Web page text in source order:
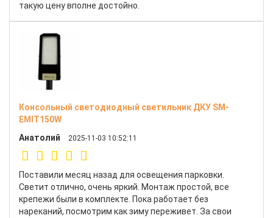
такую цену вполне достойно.
Консольный светодиодный светильник ДКУ SM-
EMIT150W
Анатолий
2025-11-03 10:52:11
Поставили месяц назад для освещения парковки.
Светит отлично, очень яркий. Монтаж простой, все
крепежи были в комплекте. Пока работает без
нареканий, посмотрим как зиму переживет. За свои